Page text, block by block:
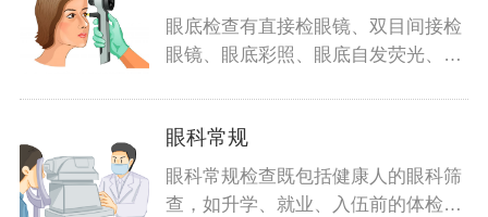
眼底检查有直接检眼镜、双目间接检
眼镜、眼底彩照、眼底自发荧光、眼
眼科常规
眼科常规检查既包括健康人的眼科筛
查，如升学、就业、入伍前的体检，